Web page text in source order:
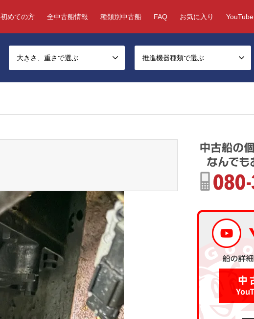
初めての方 全中古船情報 種類別中古船 FAQ お気に入り YouTube
大きさ、重さで選ぶ 推進機器種類で選ぶ